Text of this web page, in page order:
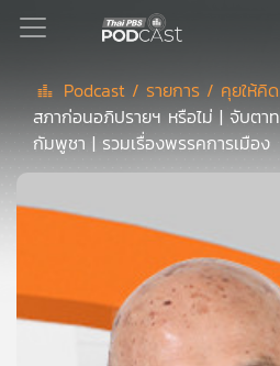
Podcast
เพล
แนะนำ
Podcast / รายการ / คุยให้คิ
สภาก่อนอภิปรายฯ หรือไม่ | จับต
กัมพูชา | รวมเรื่องพรรคการเมือง